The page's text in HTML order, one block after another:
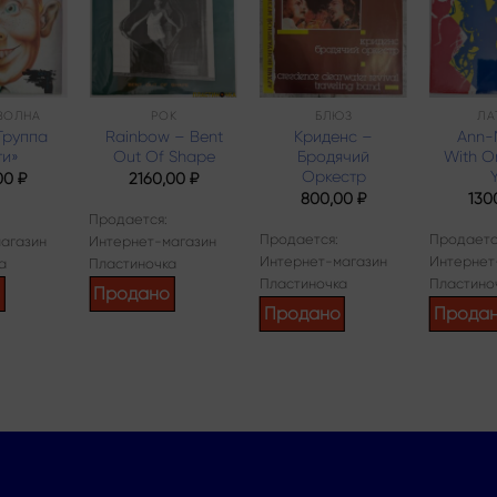
Add to
wishlist
₽
РОК
Rainbow – Bent
Out Of Shape
2160,00 ₽
Продается:
Интернет-магазин
Пластиночка
Продано
Add to
wishlist
БЛЮЗ
Криденс –
Бродячий
Оркестр
800,00 ₽
Продается:
Интернет-магазин
Пластиночка
Продано
Ann-
With